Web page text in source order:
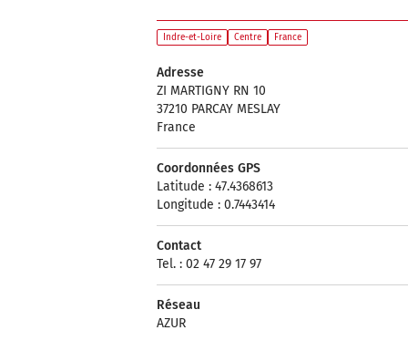
Indre-et-Loire Centre France
Adresse
ZI MARTIGNY RN 10
37210 PARCAY MESLAY
France
Coordonnées GPS
Latitude : 47.4368613
Longitude : 0.7443414
Contact
Tel. : 02 47 29 17 97
Réseau
AZUR